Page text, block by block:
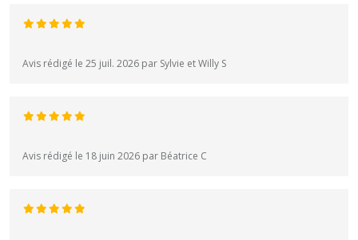
Avis rédigé le 25 juil. 2026 par Sylvie et Willy S
Avis rédigé le 18 juin 2026 par Béatrice C